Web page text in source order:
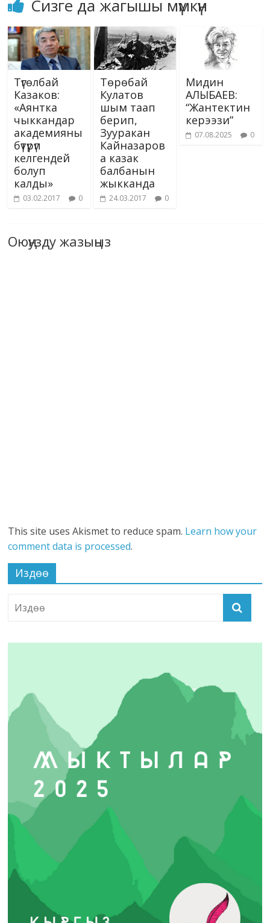
Сизге да жагышы мүмкүн
Түгөлбай
Казаков:
«Аянтка
чыккандар
академияны
бүтүрүп
келгендей
болуп
калды»
03.02.2017 0
Төрөбай
Кулатов
шым таап
берип,
Зууракан
Кайназаров
а казак
балбанын
жыкканда
24.03.2017 0
Мидин
АЛЫБАЕВ:
“Жантектин
керээзи”
07.08.2025 0
Оюңузду жазыңыз
This site uses Akismet to reduce spam. Learn how your
comment data is processed.
Издөө